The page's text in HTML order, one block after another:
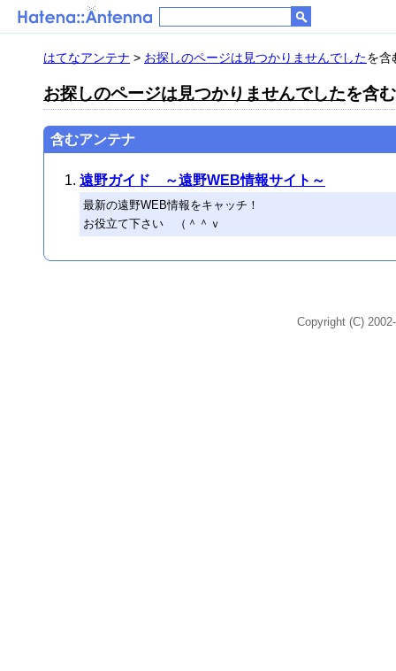
はてなアンテナ > お探しのページは見つかりませんでしたを含
お探しのページは見つかりませんでしたを含
含むアンテナ
遠野ガイド ～遠野WEB情報サイト～
最新の遠野WEB情報をキャッチ！
お役立て下さい （＾＾ｖ
Copyright (C)